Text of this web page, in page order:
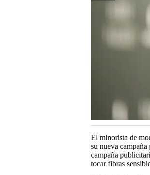
El minorista de
su nueva
campaña
tocar fibras